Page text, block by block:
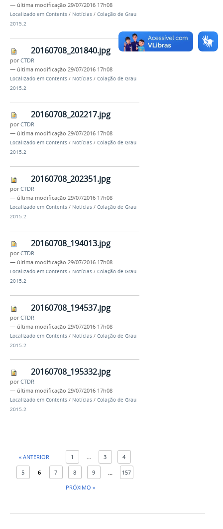
— última modificação 29/07/2016 17h08
Localizado em Contents / Notícias / Colação de Grau
2015.2
20160708_201840.jpg
porCTDR
— última modificação 29/07/2016 17h08
Localizado em Contents / Notícias / Colação de Grau
2015.2
20160708_202217.jpg
porCTDR
— última modificação 29/07/2016 17h08
Localizado em Contents / Notícias / Colação de Grau
2015.2
20160708_202351.jpg
porCTDR
— última modificação 29/07/2016 17h08
Localizado em Contents / Notícias / Colação de Grau
2015.2
20160708_194013.jpg
porCTDR
— última modificação 29/07/2016 17h08
Localizado em Contents / Notícias / Colação de Grau
2015.2
20160708_194537.jpg
porCTDR
— última modificação 29/07/2016 17h08
Localizado em Contents / Notícias / Colação de Grau
2015.2
20160708_195332.jpg
porCTDR
— última modificação 29/07/2016 17h08
Localizado em Contents / Notícias / Colação de Grau
2015.2
« ANTERIOR 1 ... 3 4
5 6 7 8 9 ...
157
PRÓXIMO »